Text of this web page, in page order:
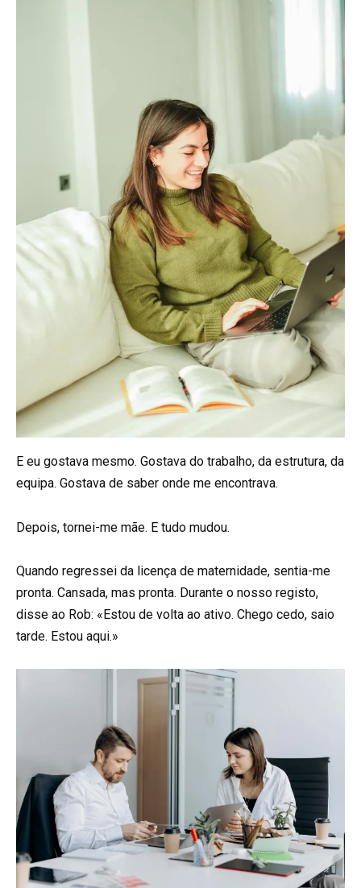
E eu gostava mesmo. Gostava do trabalho, da estrutura, da
equipa. Gostava de saber onde me encontrava.
Depois, tornei-me mãe. E tudo mudou.
Quando regressei da licença de maternidade, sentia-me
pronta. Cansada, mas pronta. Durante o nosso registo,
disse ao Rob: «Estou de volta ao ativo. Chego cedo, saio
tarde. Estou aqui.»